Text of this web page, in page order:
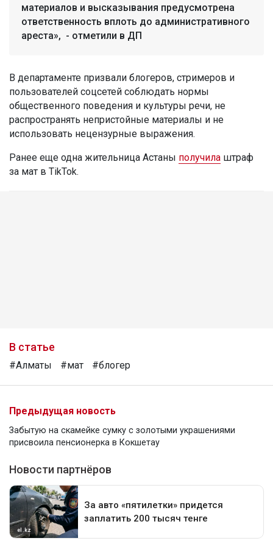
материалов и высказывания предусмотрена
ответственность вплоть до административного
ареста», - отметили в ДП
В департаменте призвали блогеров, стримеров и
пользователей соцсетей соблюдать нормы
общественного поведения и культуры речи, не
распространять непристойные материалы и не
использовать нецензурные выражения.
Ранее еще одна жительница Астаны получила штраф
за мат в TikTok.
В статье
#Алматы #мат #блогер
Предыдущая новость
Забытую на скамейке сумку с золотыми украшениями
присвоила пенсионерка в Кокшетау